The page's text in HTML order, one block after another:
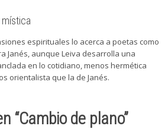
espirituales lo acerca a poetas como
Janés, aunque Leiva desarrolla una
en lo cotidiano, menos hermética
orientalista que la de Janés.
“Cambio de plano”